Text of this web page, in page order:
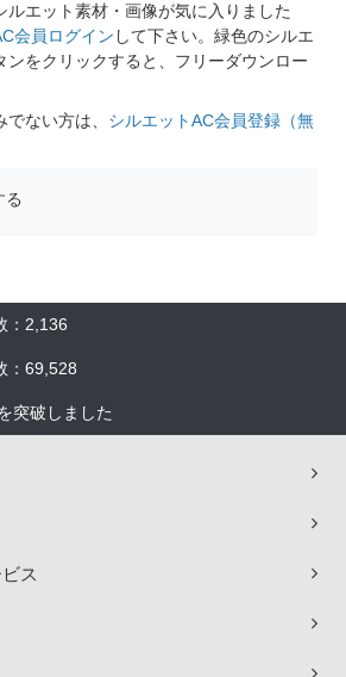
ルエット素材・画像が気に入りました
会員ログイン して下さい。緑色のシルエ
ンをクリックすると、フリーダウンロー
ない方は、 シルエットAC会員登録（無
る
：2,136
：69,528
突破しました
ス